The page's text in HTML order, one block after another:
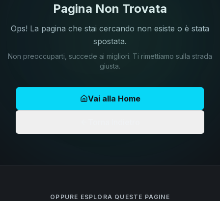
Pagina Non Trovata
Ops! La pagina che stai cercando non esiste o è stata
spostata.
Non preoccuparti, succede ai migliori. Ti rimettiamo sulla strada
giusta.
Vai alla Home
OPPURE ESPLORA QUESTE PAGINE